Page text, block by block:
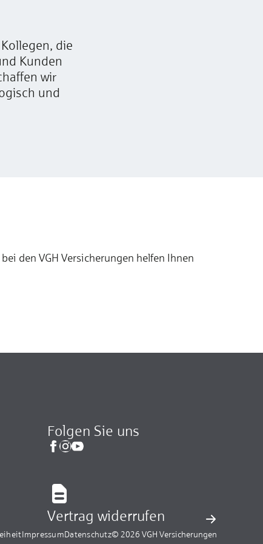
die
Kunden
wir
und
den VGH Versicherungen helfen Ihnen
Folgen Sie uns
Vertrag widerrufen
ImpressumDatenschutz© 2026 VGH Versicherungen